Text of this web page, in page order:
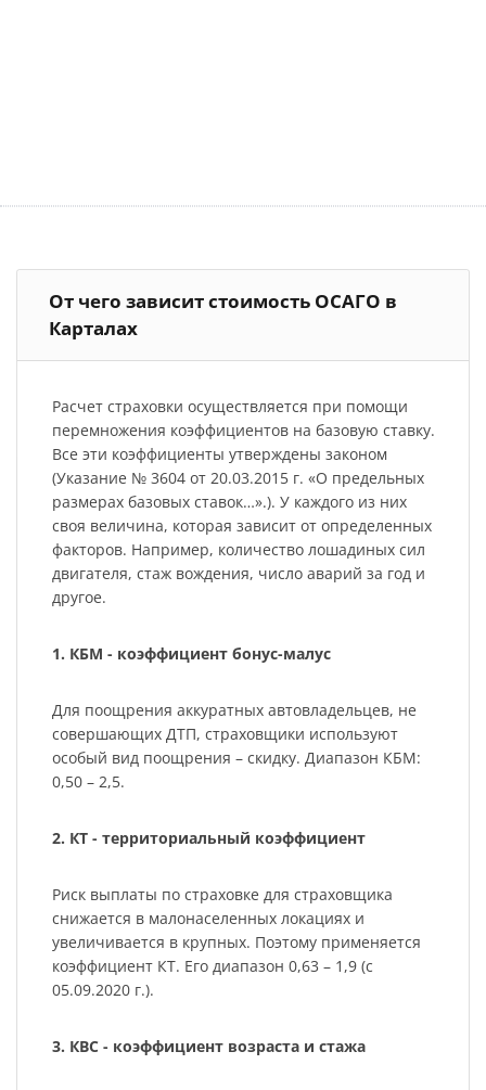
От чего зависит стоимость ОСАГО в
Карталах
Расчет страховки осуществляется при помощи
перемножения коэффициентов на базовую ставку.
Все эти коэффициенты утверждены законом
(Указание № 3604 от 20.03.2015 г. «О предельных
размерах базовых ставок…».). У каждого из них
своя величина, которая зависит от определенных
факторов. Например, количество лошадиных сил
двигателя, стаж вождения, число аварий за год и
другое.
1. КБМ - коэффициент бонус-малус
Для поощрения аккуратных автовладельцев, не
совершающих ДТП, страховщики используют
особый вид поощрения – скидку. Диапазон КБМ:
0,50 – 2,5.
2. КТ - территориальный коэффициент
Риск выплаты по страховке для страховщика
снижается в малонаселенных локациях и
увеличивается в крупных. Поэтому применяется
коэффициент КТ. Его диапазон 0,63 – 1,9 (с
05.09.2020 г.).
3. КВС - коэффициент возраста и стажа